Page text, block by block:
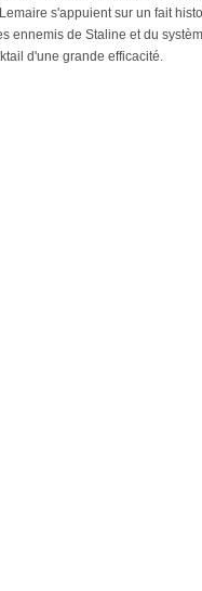
s'appuient sur un fait
ennemis de Staline et du
d'une grande efficacité.